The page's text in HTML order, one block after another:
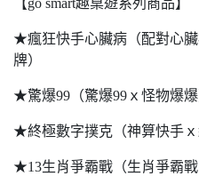
【go smart趣桌遊系列商品】
★瘋狂快手心臟病（配對心
牌）
★驚爆99（驚爆99ｘ怪物爆爆
★終極數字撲克（神算快手ｘ
★13生肖爭霸戰（生肖爭霸